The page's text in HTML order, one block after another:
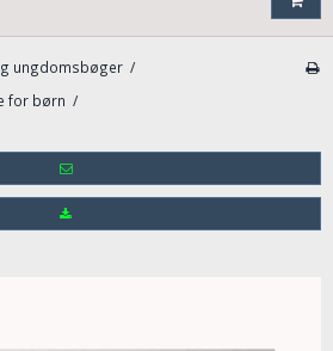
ungdomsbøger /
for børn /